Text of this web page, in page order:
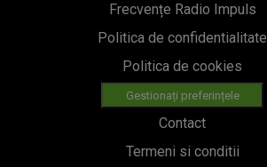
Frecvențe Radio Impuls
Politica de confidentialitate
Politica de cookies
Gestionați preferințele
Contact
Termeni si conditii